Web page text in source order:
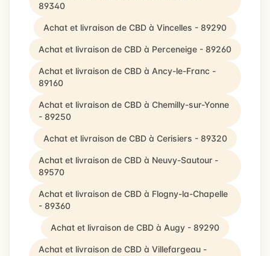
89340
Achat et livraison de CBD à Vincelles - 89290
Achat et livraison de CBD à Perceneige - 89260
Achat et livraison de CBD à Ancy-le-Franc -
89160
Achat et livraison de CBD à Chemilly-sur-Yonne
- 89250
Achat et livraison de CBD à Cerisiers - 89320
Achat et livraison de CBD à Neuvy-Sautour -
89570
Achat et livraison de CBD à Flogny-la-Chapelle
- 89360
Achat et livraison de CBD à Augy - 89290
Achat et livraison de CBD à Villefargeau -